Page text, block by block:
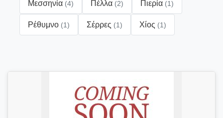
Μεσσηνία (4) Πέλλα (2) Πιερία (1)
Ρέθυμνο (1) Σέρρες (1) Χίος (1)